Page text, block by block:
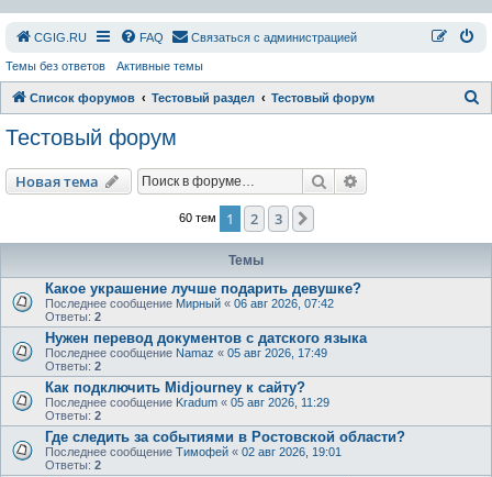
СGIG.RU FAQ Связаться с администрацией
Темы без ответов Активные темы
Список форумов Тестовый раздел Тестовый форум
Тестовый форум
Новая тема Поиск
60 тем 1 2 3
Темы
Какое украшение лучше подарить девушке?
Последнее сообщение Мирный « 06 авг 2026, 07:42
Ответы: 2
Нужен перевод документов с датского языка
Последнее сообщение Namaz « 05 авг 2026, 17:49
Ответы: 2
Как подключить Midjourney к сайту?
Последнее сообщение Kradum « 05 авг 2026, 11:29
Ответы: 2
Где следить за событиями в Ростовской области?
Последнее сообщение Тимофей « 02 авг 2026, 19:01
Ответы: 2